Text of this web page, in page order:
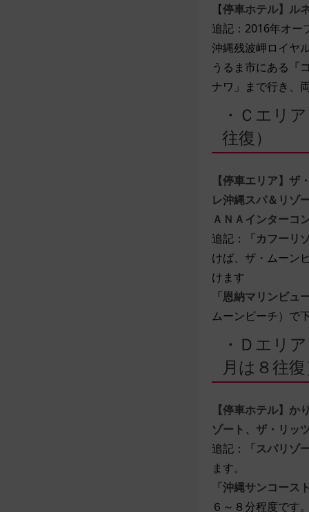
【停車ホテル】ル
追記：2016年オー
沖縄残波岬ロイヤ
うるま市にある 「
ナワ」まで行き、
・Ｃエリ
往復）
【停車エリア】
レ沖縄スパ＆リゾ
ＡＮＡインターコ
追記：
「カフー
けば、ザ・ムーン
けます
「恩納マリンビュ
ムーンビーチ）で
・Ｄエリ
月は８往
【停車ホテル】
ゾート、ザ・リッ
追記：
「スパリゾ
ます。
「沖縄サンコー
６～８分程度です